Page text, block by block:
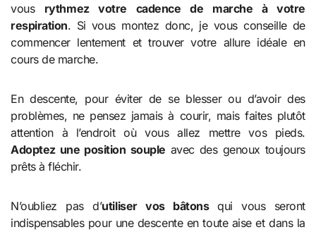
vous rythmez votre cadence de marche à votre
respiration. Si vous montez donc, je vous conseille de
commencer lentement et trouver votre allure idéale en
cours de marche.
En descente, pour éviter de se blesser ou d’avoir des
problèmes, ne pensez jamais à courir, mais faites plutôt
attention à l’endroit où vous allez mettre vos pieds.
Adoptez une position souple avec des genoux toujours
prêts à fléchir.
N’oubliez pas d’utiliser vos bâtonsqui vous seront
indispensables pour une descente en toute aise et dans la